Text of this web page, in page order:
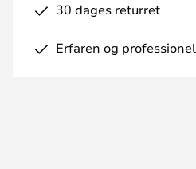
30 dages returret
Erfaren og